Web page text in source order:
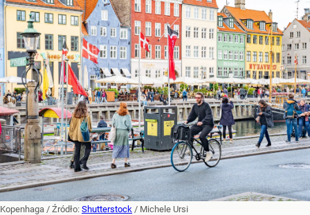
Kopenhaga / Źródło: Shutterstock / Michele Ursi